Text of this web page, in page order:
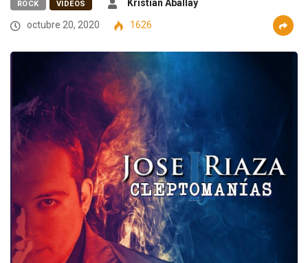
ROCK VIDEOS
Kristian Aballay
octubre 20, 2020
1626